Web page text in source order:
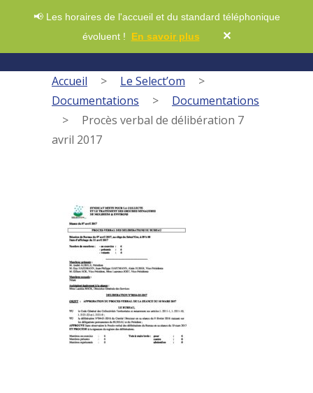
📢 Les horaires de l'accueil et du standard téléphonique
évoluent ! En savoir plus ✕
Accueil > Le Select’om
>
Documentations
>
Documentations
>
Procès verbal de délibération 7
avril 2017